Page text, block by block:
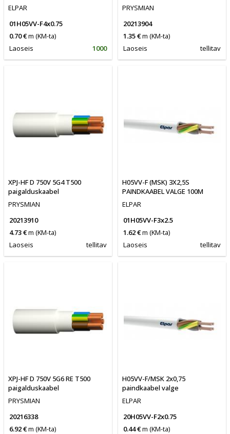
ELPAR
01H05VV-F4x0.75
0.70 €m (KM-ta)
Laoseis
1000
PRYSMIAN
20213904
1.35 €m (KM-ta)
Laoseis
tellitav
XPJ-HF D 750V 5G4 T500
paigalduskaabel
PRYSMIAN
20213910
4.73 €m (KM-ta)
Laoseis
tellitav
H05VV-F (MSK) 3X2,5S
PAINDKAABEL VALGE 100M
ELPAR
01H05VV-F3x2.5
1.62 €m (KM-ta)
Laoseis
tellitav
XPJ-HF D 750V 5G6 RE T500
paigalduskaabel
PRYSMIAN
20216338
6.92 €m (KM-ta)
H05VV-F/MSK 2x0,75
paindkaabel valge
ELPAR
20H05VV-F2x0.75
0.44 €m (KM-ta)